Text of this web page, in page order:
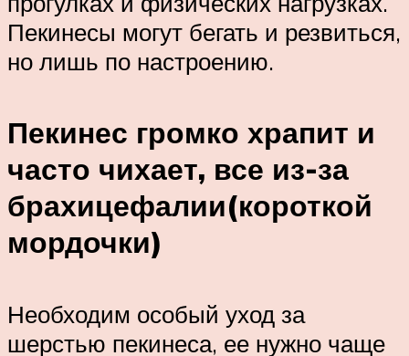
Пекинесы могут бегать и резвиться,
но лишь по настроению.
Пекинес громко храпит и
часто чихает, все из-за
брахицефалии(короткой
мордочки)
Необходим особый уход за
шерстью пекинеса, ее нужно чаще